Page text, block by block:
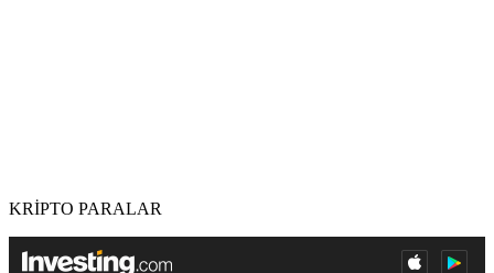
KRİPTO PARALAR